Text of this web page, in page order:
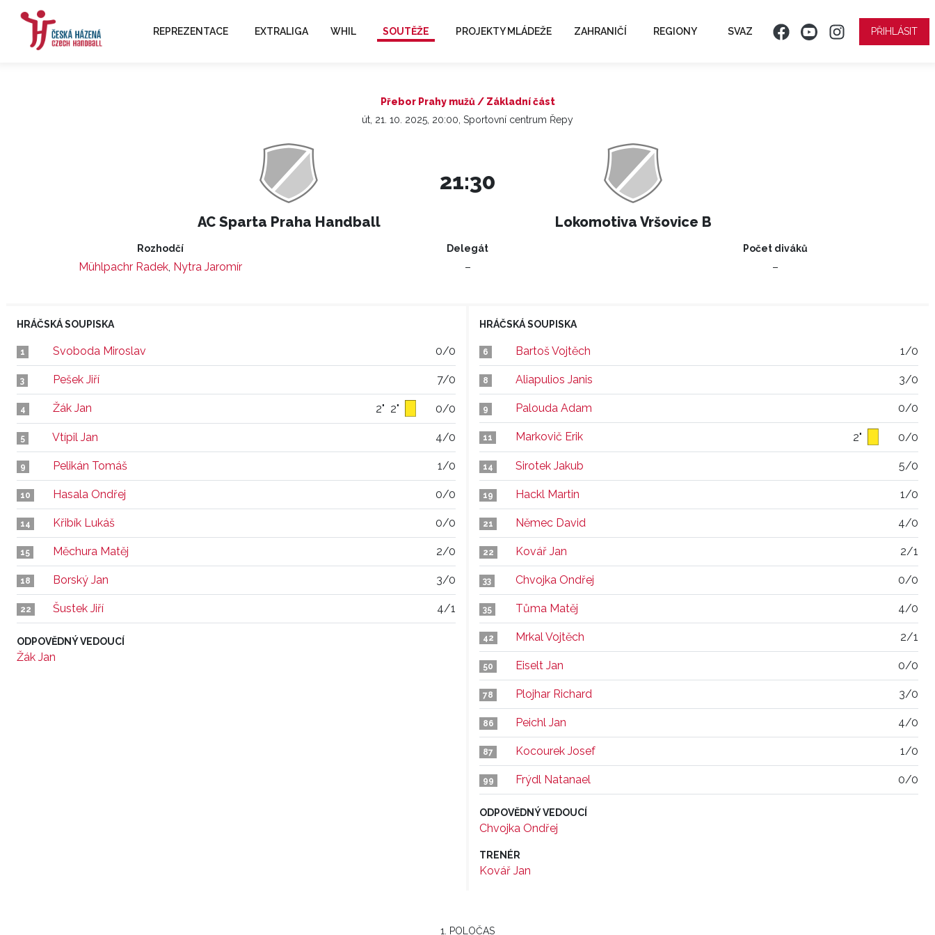
REPREZENTACE EXTRALIGA WHIL SOUTĚŽE PROJEKTY MLÁDEŽE ZAHRANIČÍ REGIONY SVAZ PŘIHLÁSIT
Přebor Prahy mužů / Základní část
út, 21. 10. 2025, 20:00, Sportovní centrum Řepy
AC Sparta Praha Handball
21:30
Lokomotiva Vršovice B
Rozhodčí
Mühlpachr Radek, Nytra Jaromír
Delegát
–
Počet diváků
–
HRÁČSKÁ SOUPISKA
1 Svoboda Miroslav 0/0
3 Pešek Jiří 7/0
4 Žák Jan 2" 2" 0/0
5 Vtípil Jan 4/0
9 Pelikán Tomáš 1/0
10 Hasala Ondřej 0/0
14 Křibík Lukáš 0/0
15 Měchura Matěj 2/0
18 Borský Jan 3/0
22 Šustek Jiří 4/1
ODPOVĚDNÝ VEDOUCÍ
Žák Jan
HRÁČSKÁ SOUPISKA
6 Bartoš Vojtěch 1/0
8 Aliapulios Janis 3/0
9 Palouda Adam 0/0
11 Markovič Erik 2" 0/0
14 Sirotek Jakub 5/0
19 Hackl Martin 1/0
21 Němec David 4/0
22 Kovář Jan 2/1
33 Chvojka Ondřej 0/0
35 Tůma Matěj 4/0
42 Mrkal Vojtěch 2/1
50 Eiselt Jan 0/0
78 Plojhar Richard 3/0
86 Peichl Jan 4/0
87 Kocourek Josef 1/0
99 Frýdl Natanael 0/0
ODPOVĚDNÝ VEDOUCÍ
Chvojka Ondřej
TRENÉR
Kovář Jan
1. POLOČAS